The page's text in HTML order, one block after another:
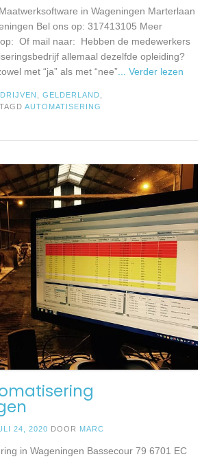
in Wageningen Marterlaan
Bel ons op: 317413105 Meer
Of mail naar: Hebben de medewerkers
allemaal dezelfde opleiding?
met “ja” als met “nee”... Verder lezen
, GELDERLAND,
AUTOMATISERING
24, 2020 DOOR MARC
in Wageningen Bassecour 79 6701 EC